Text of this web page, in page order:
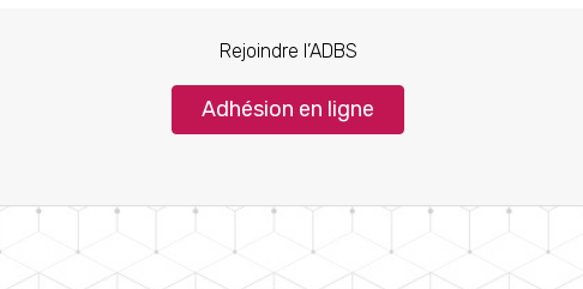
Rejoindre l’ADBS
Adhésion en ligne